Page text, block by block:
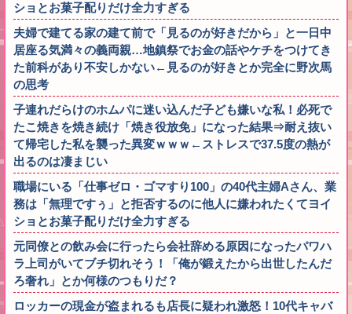
ショとお菓子配りだけ全力すぎる
夫婦で建てる家の建て前で「見るのが好きだから」と一日中
居座る気満々の義両親…地鎮祭でお金の話やケチをつけてき
た前科があり不安しかない←見るのが好きとか完全に野次馬
の思考
子連れだらけのホムパに迷い込んだ子ども嫌いな私！必死で
たこ焼きを焼き続け「焼き役放免」になった結果⇒耐え抜い
て帰宅した私を襲った異変ｗｗｗ←ストレスで37.5度の熱が
出るのは凄まじい
職場にいる「仕事ゼロ・ゴマすり100」の40代主婦Aさん、業
務は「無理ですぅ」と拒否するのに他人に嫌われたくてヨイ
ショとお菓子配りだけ全力すぎる
元同僚との飲み会に行ったら会社辞める原因になったパワハ
ラ上司がいてブチ切れそう！「俺が鍛えたから出世したんだ
ろ奢れ」とか何様のつもりだ？
ロッカーの現金が盗まれるも店長に疑われ激怒！10代キャバ